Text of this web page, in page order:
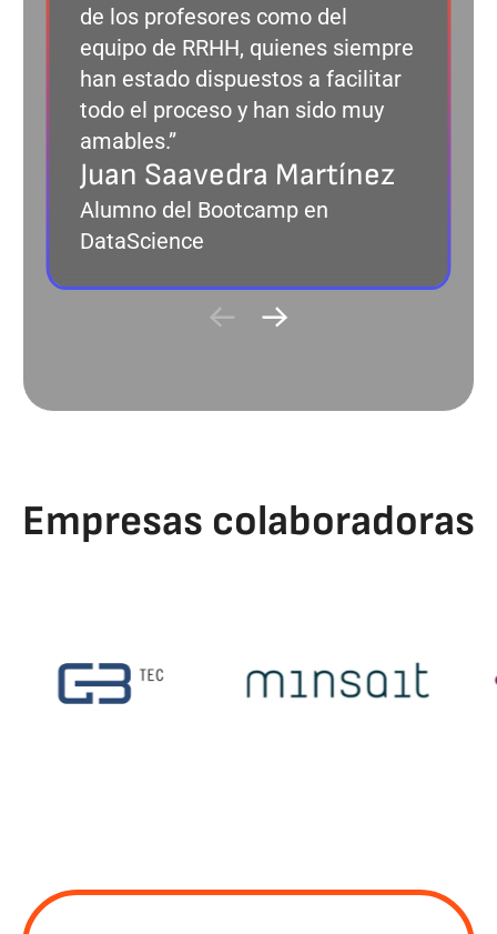
de los profesores como del
equipo de RRHH, quienes siempre
han estado dispuestos a facilitar
todo el proceso y han sido muy
amables.”
Juan Saavedra Martínez
Alumno del Bootcamp en
DataScience
Empresas colaboradoras